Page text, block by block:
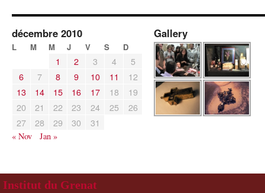
décembre 2010
L M M J V S D
1 2 3 4
5
6
7 8 9 10 11
12
13
14 15 16 17 18
19
20
21 22 23 24 25
26
27
28 29 30 31
« Nov Jan »
Gallery
Institut du Grenat